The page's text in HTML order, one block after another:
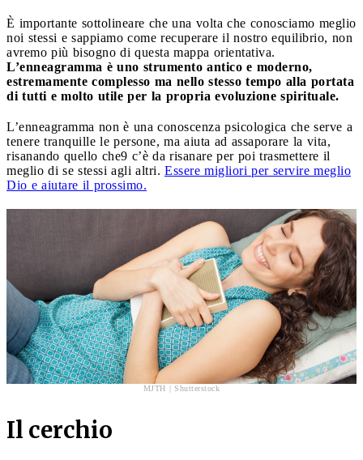
È importante sottolineare che una volta che conosciamo meglio
noi stessi e sappiamo come recuperare il nostro equilibrio, non
avremo più bisogno di questa mappa orientativa.
L’enneagramma è uno strumento antico e moderno,
estremamente complesso ma nello stesso tempo alla portata
di tutti e molto utile per la propria evoluzione spirituale.
L’enneagramma non è una conoscenza psicologica che serve a
tenere tranquille le persone, ma aiuta ad assaporare la vita,
risanando quello che9 c’è da risanare per poi trasmettere il
meglio di se stessi agli altri. Essere migliori per servire meglio
Dio e aiutare il prossimo.
MJTH | Shutterstock
Il cerchio